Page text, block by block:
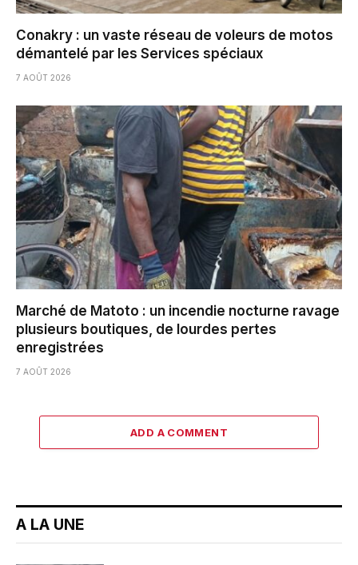
Conakry : un vaste réseau de voleurs de motos
démantelé par les Services spéciaux
7 AOÛT 2026
Marché de Matoto : un incendie nocturne ravage
plusieurs boutiques, de lourdes pertes
enregistrées
7 AOÛT 2026
ADD A COMMENT
A LA UNE